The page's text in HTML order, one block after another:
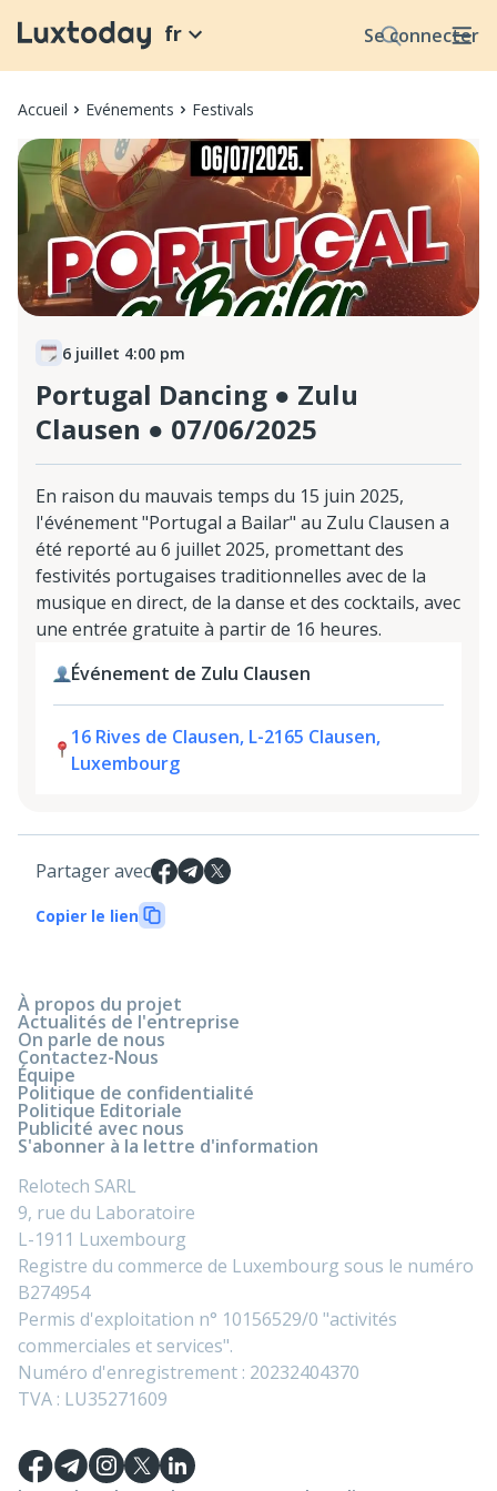
Se connecter
fr
Accueil Evénements Festivals
6 juillet 4:00 pm
Portugal Dancing ● Zulu
Clausen ● 07/06/2025
En raison du mauvais temps du 15 juin 2025,
l'événement "Portugal a Bailar" au Zulu Clausen a
été reporté au 6 juillet 2025, promettant des
festivités portugaises traditionnelles avec de la
musique en direct, de la danse et des cocktails, avec
une entrée gratuite à partir de 16 heures.
Événement de Zulu Clausen
16 Rives de Clausen, L-2165 Clausen,
Luxembourg
Partager avec
Copier le lien
À propos du projet
Actualités de l'entreprise
On parle de nous
Contactez-Nous
Équipe
Politique de confidentialité
Politique Editoriale
Publicité avec nous
S'abonner à la lettre d'information
Relotech SARL
9, rue du Laboratoire
L-1911 Luxembourg
Registre du commerce de Luxembourg sous le numéro
B274954
Permis d'exploitation n° 10156529/0 "activités
commerciales et services".
Numéro d'enregistrement : 20232404370
TVA : LU35271609